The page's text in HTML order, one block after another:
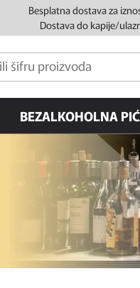
Besplatna dostava za
Dostava do kapije/
BEZALKOHOLNA